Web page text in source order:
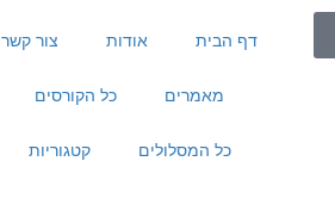
דף הבית אודות צור קשר
מאמרים כל הקורסים
כל המסלולים קטגוריות